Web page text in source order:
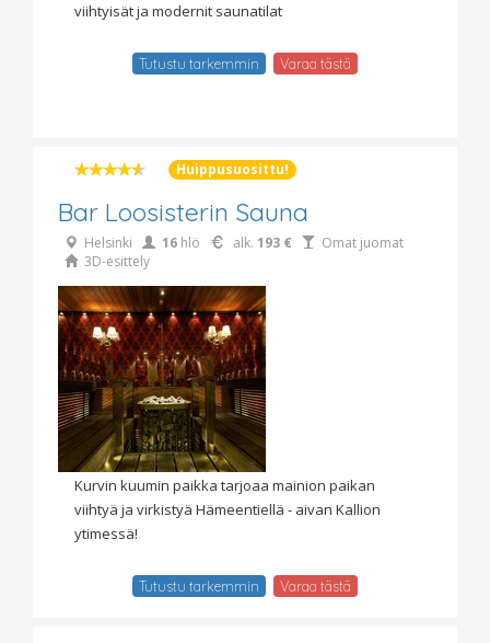
viihtyisät ja modernit saunatilat
Tutustu tarkemmin Varaa tästä
Huippusuosittu!
Bar Loosisterin Sauna
Helsinki 16 hlö alk. 193 €
Omat juomat
3D-esittely
Kurvin kuumin paikka tarjoaa mainion paikan
viihtyä ja virkistyä Hämeentiellä - aivan Kallion
ytimessä!
Tutustu tarkemmin Varaa tästä